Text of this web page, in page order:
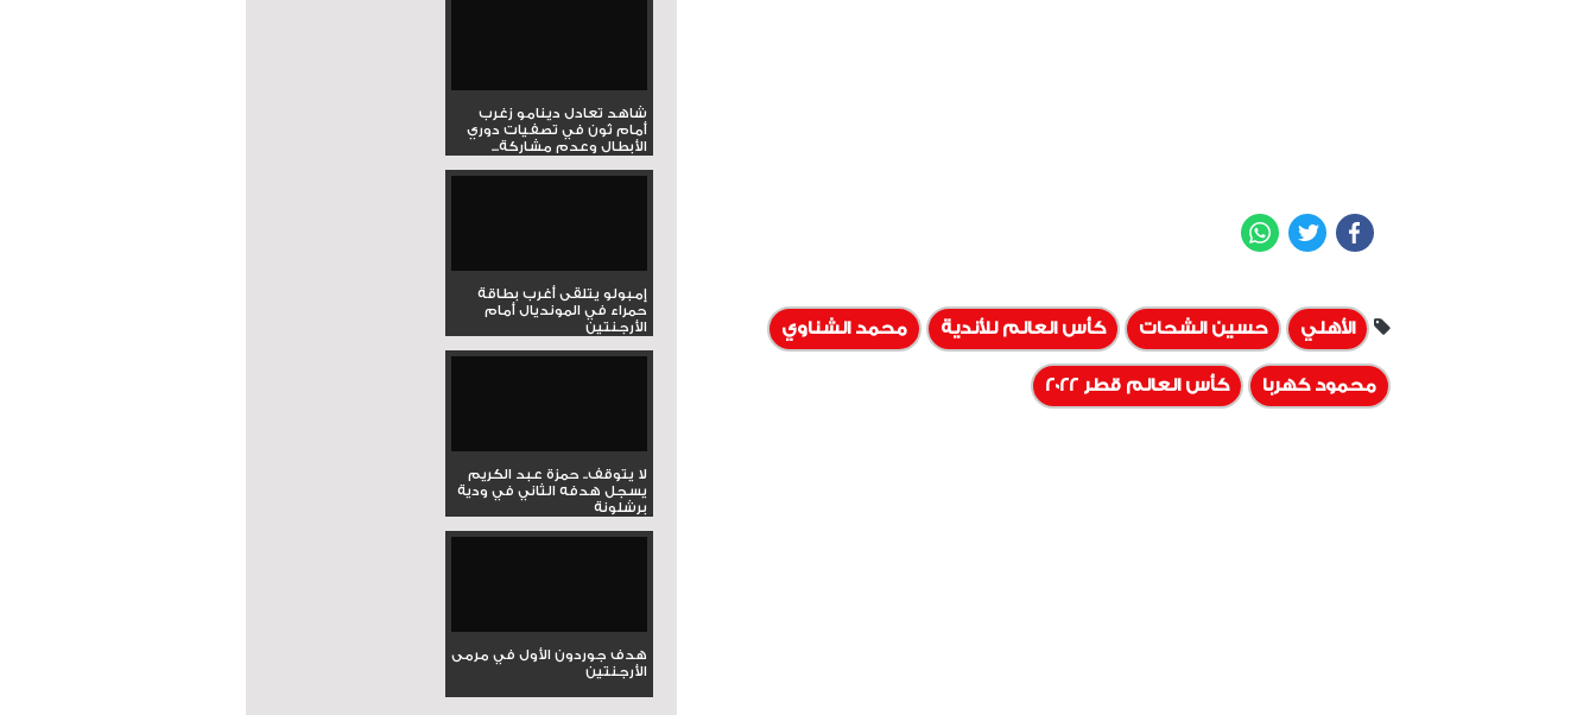
Facebook
Twitter
الأهلي حسين الشحات كأس العالم للأندية محمد الشناوي
محمود كهربا كأس العالم قطر 2022
شاهد تعادل دينامو زغرب
أمام ثون في تصفيات دوري
الأبطال وعدم مشاركة...
إمبولو يتلقى أغرب بطاقة
حمراء في المونديال أمام
الأرجنتين
لا يتوقف.. حمزة عبد الكريم
يسجل هدفه الثاني في ودية
برشلونة
هدف جوردون الأول في مرمى
الأرجنتين